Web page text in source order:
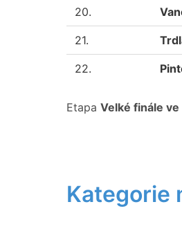
20.
21.
22.
Etapa Velké finále ve
Kategorie